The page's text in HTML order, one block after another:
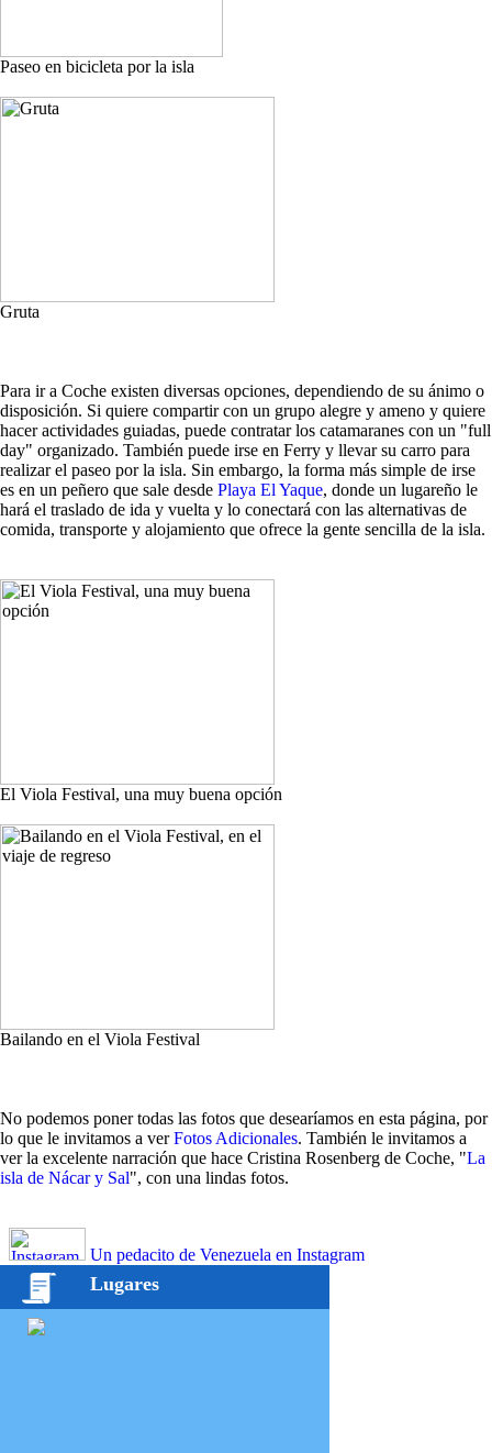
Paseo en bicicleta por la isla
Gruta
Para ir a Coche existen diversas opciones, dependiendo de su ánimo o
disposición. Si quiere compartir con un grupo alegre y ameno y quiere
hacer actividades guiadas, puede contratar los catamaranes con un "full
day" organizado. También puede irse en Ferry y llevar su carro para
realizar el paseo por la isla. Sin embargo, la forma más simple de irse
es en un peñero que sale desde Playa El Yaque, donde un lugareño le
hará el traslado de ida y vuelta y lo conectará con las alternativas de
comida, transporte y alojamiento que ofrece la gente sencilla de la isla.
El Viola Festival, una muy buena opción
Bailando en el Viola Festival
No podemos poner todas las fotos que desearíamos en esta página, por
lo que le invitamos a verFotos Adicionales. También le invitamos a
ver la excelente narración que hace Cristina Rosenberg de Coche, "La
isla de Nácar y Sal", con una lindas fotos.
Un pedacito de Venezuela en Instagram
Lugares